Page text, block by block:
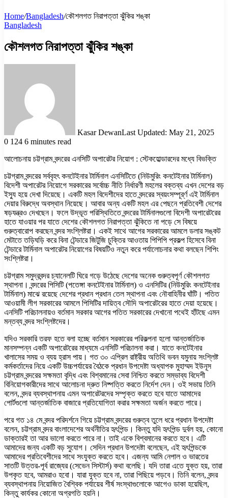
Home/Bangladesh/কৌশলগত নিরাপত্তা ঝুঁকির শঙ্কা
Bangladesh
কৌশলগত নিরাপত্তা ঝুঁকির শঙ্কা
Kasar DewanLast Updated: May 21, 2025
0 124 6 minutes read
আলোচনায় চট্টগ্রাম বন্দরের এনসিটি অপারেটর নিয়োগ : স্টেকহোল্ডারদের মধ্যে বিভক্তি
চট্টগ্রাম বন্দরের সর্ববৃহৎ কনটেইনার টার্মিনাল এনসিটিতে (নিউমুরিং কনটেইনার টার্মিনাল)
বিদেশী অপারেটর নিয়োগে সরকারের সর্বোচ্চ নীতি নির্ধারণী মহলের বক্তব্য এখন দেশের বড়
ইস্যু হয়ে দেখা দিয়েছে। একটি মহল বিদেশীদের হাতে বন্দরের স্বয়ংসম্পূর্র্ণ এই টার্মিনাল
দেয়ার বিরুদ্ধে অবস্থান নিয়েছে। আবার অন্য একটি মহল এর পেছনে প্রতিবেশী দেশের
ষড়যন্ত্রও দেখছেন। ফলে উদ্ভূত পরিস্থিতিতে বন্দরের টার্মিনালগুলো বিদেশী অপারেটরের
হাতে যাওয়ার পর যাতে দেশের কৌশলগত নিরাপত্তা ঝুঁকিতে না পড়ে সে বিষয়ে
গুরুত্বারোপ করছেন বন্দর সংশ্লিষ্টরা। একই সাথে আগের সরকারের আমলে ডলার সঙ্কট
মেটাতে তড়িঘড়ি করে বিনা টেন্ডারে জিটুজি চুক্তির আওতায় পিপিপি প্রকল্প হিসেবে বিনা
টেন্ডারে টার্মিনাল অপারেটর নিয়োগের বিষয়টিও নতুন করে পর্যালোচনার কথা বলছেন শিপিং
সংশ্লিষ্টরা।
চট্টগ্রাম সমুদ্রবন্দর চ্যানেলটি ঘিরে গড়ে উঠেছে দেশের অনেক গুরুত্বপূর্ণ কৌশলগত
স্থাপনা। বন্দরের পিসিটি (পতেঙ্গা কনটেইনার টার্মিনাল) ও এনসিটির (নিউমুরিং কনটেইনার
টার্মিনাল) মাঝে রয়েছে দেশের প্রধান প্রধান তেল স্থাপনা এবং নৌবাহিনীর ঘাঁটি। পতিত
আওয়ামী লীগ সরকারের আমলে পিসিটির দায়িত্ব সৌদি অপারেটরের হাতে দেয়া হয়েছে।
এনসিটি পরিচালনায়ও বর্তমান সরকার আগের পতিত সরকারের দেখানো পথেই হাঁটছে এমন
মন্তব্য বন্দর সংশ্লিষ্টদের।
যদিও সরকারি তরফ হতে বলা হচ্ছে বর্তমান সরকারের পরিকল্পনা হলো আন্তর্জাতিক
মানসম্পন্ন একটি অপারেটরের মাধ্যমে এনসিটি পরিচালনা করা। যাতে কনটেইনার
খালাসের সময় ও ব্যয় হ্রাস পায়। গত ৩০ এপ্রিল রাষ্ট্রীয় অতিথি ভবন যমুনায় সংশ্লিষ্ট
কর্মকর্তাদের নিয়ে একটি উচ্চপর্যায়ের বৈঠকে প্রধান উপদেষ্টা অধ্যাপক মুহাম্মদ ইউনূস
চট্টগ্রাম বন্দরের সক্ষমতা বৃদ্ধি এবং বিশ্বমানের সেবা নিশ্চিত করতে সম্ভাব্য বিদেশী
বিনিয়োগকারীদের সাথে আলোচনা দ্রুত নিষ্পত্তি করতে নির্দেশ দেন। ওই সভায় তিনি
বলেন, বন্দর ব্যবস্থাপনায় এমন অপারেটরদের সম্পৃক্ত করতে হবে যাতে আমাদের
পোর্টগুলো আন্তর্জাতিক বাজারে প্রতিযোগিতা করার সক্ষমতা অর্জন করতে পারে।
পরে গত ১৪ মে বন্দর পরিদর্শনে গিয়ে চট্টগ্রাম বন্দরের গুরুত্ব তুলে ধরে প্রধান উপদেষ্টা
বলেন, চট্টগ্রাম বন্দর বাংলাদেশের অর্থনীতির হৃৎপিন্ড। কিন্তু যদি হৃৎপিন্ড দুর্বল হয়, কোনো
ডাক্তারই তা আর ভালো করতে পারে না। তাই একে বিশ্বমানের করতে হবে। এটি
আমাদের জন্য একটি বড় সুযোগ। সেদিন প্রধান উপদেষ্টা বলেছেন, এই হৃৎপিন্ডকে
আমাদের প্রতিবেশীদের সাথে সংযুক্ত করতে হবে। এজন্য আমি নেপাল ও ভারতের
সাতটি উত্তর-পূর্ব রাজ্যের (সেভেন সিস্টার্স) কথা বলেছি। যদি তারা এতে যুক্ত হয়, তারা
উপকৃত হবে, আমরাও হবো। যারা যুক্ত হবে না, তারা পিছিয়ে পড়বে। তিনি বলেন, বন্দর
ব্যবস্থাপনায় নিয়োজিত বৈশ্বিক পর্যায়ের শীর্ষ সংস্থাগুলোকে আগেও ডাকা হয়েছিল,
কিন্তু কার্যকর কোনো অগ্রগতি হয়নি।